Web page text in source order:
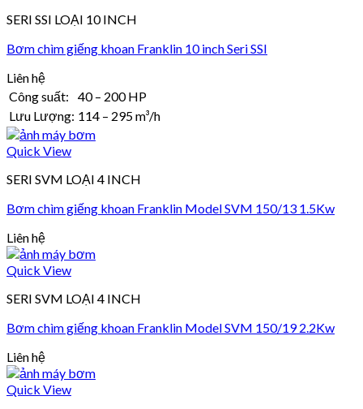
SERI SSI LOẠI 10 INCH
Bơm chìm giếng khoan Franklin 10 inch Seri SSI
Liên hệ
Công suất:
40 – 200 HP
Lưu Lượng: 114 – 295 m³/h
Quick View
SERI SVM LOẠI 4 INCH
Bơm chìm giếng khoan Franklin Model SVM 150/13 1.5Kw
Liên hệ
Quick View
SERI SVM LOẠI 4 INCH
Bơm chìm giếng khoan Franklin Model SVM 150/19 2.2Kw
Liên hệ
Quick View